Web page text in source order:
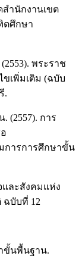
านักงานเขต
ตศึกษา
พระราช
เพิ่มเติม (ฉบับ
.
(2557). การ
การการศึกษาขั้น
ละสังคมแห่ง
ฉบับที่ 12
ขั้นพื้นฐาน.